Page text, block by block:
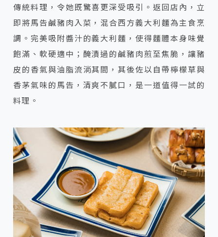
傳統料理，令她既驚喜更深受吸引。返回店內，立
即將馬告鹹豬肉入菜，混合西方義大利麵為主食烹
調。完美吸附醬汁的義大利麵，使得麵體本身味覺
飽滿、軟硬適中；醃漬過的鹹豬肉煎至焦脆，讓豬
皮的香氣與油脂流淌其間，其後佐以自帶檸檬草與
香茅氣味的馬告，清爽不膩口，是一道值得一試的
料理。